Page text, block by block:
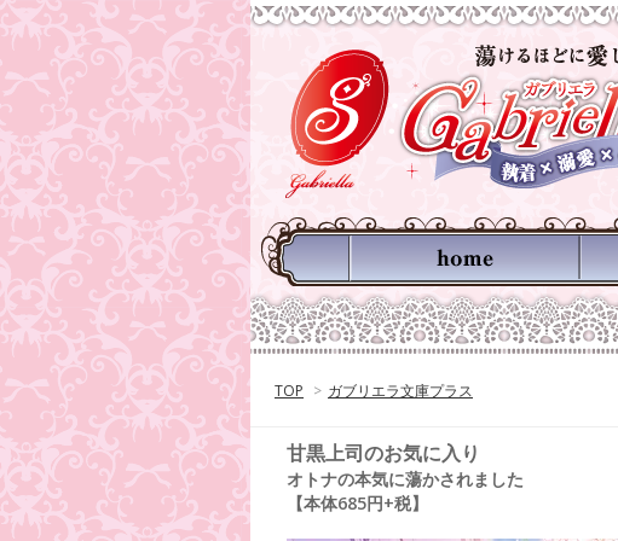
TOP > ガブリエラ文庫プラス
甘黒上司のお気に入り
オトナの本気に蕩かされました
【本体685円+税】